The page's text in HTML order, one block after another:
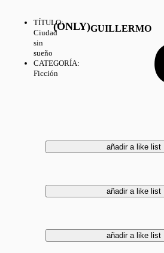
TÍTULO:
Ciudad
sin
sueño
CATEGORÍA:
Ficción
(ONLY)GUILLERMO
añadir a like list
añadir a like list
añadir a like list